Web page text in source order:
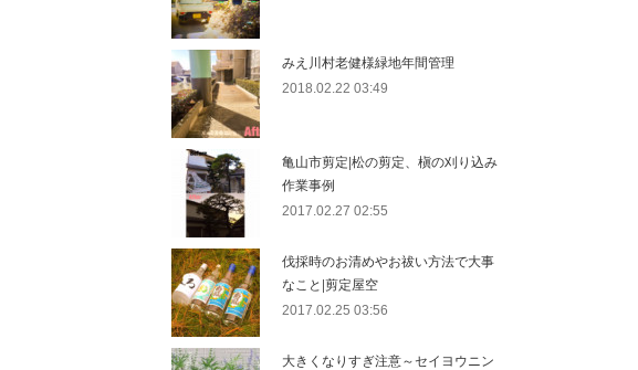
みえ川村老健様緑地年間管理
2018.02.22 03:49
亀山市剪定|松の剪定、槇の刈り込み
作業事例
2017.02.27 02:55
伐採時のお清めやお祓い方法で大事
なこと|剪定屋空
2017.02.25 03:56
大きくなりすぎ注意～セイヨウニン